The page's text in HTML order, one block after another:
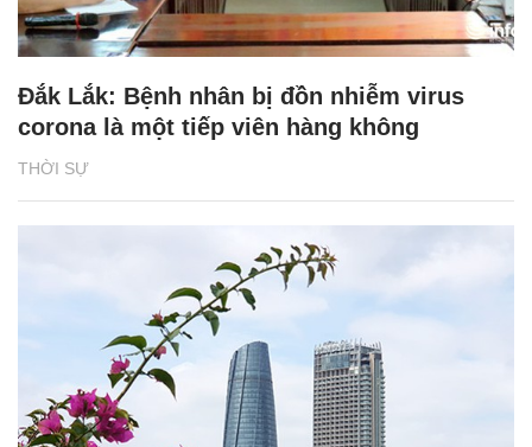
THỜI SỰ
Đắk Lắk: Bệnh nhân bị đồn nhiễm virus
corona là một tiếp viên hàng không